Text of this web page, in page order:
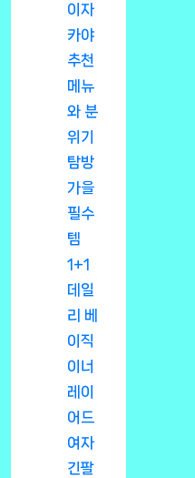
이자
카야
추천
메뉴
와 분
위기
탐방
가을
필수
템
1+1
데일
리 베
이직
이너
레이
어드
여자
긴팔